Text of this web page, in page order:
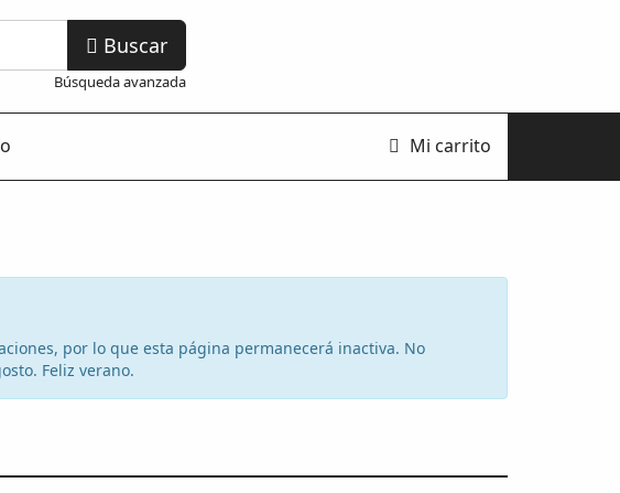
Buscar
Búsqueda avanzada
Mi carrito
por lo que esta página permanecerá inactiva. No
Feliz verano.